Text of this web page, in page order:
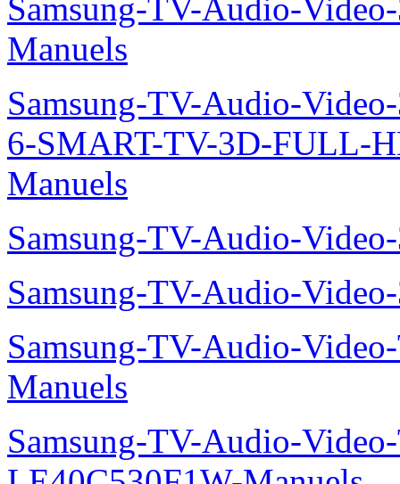
Samsung-TV-Audio-
Manuels
Samsung-TV-Audio-
6-SMART-TV-3D-FULL-
Manuels
Samsung-TV-Audio-
Samsung-TV-Audio-
Samsung-TV-Audio-
Manuels
Samsung-TV-Audio-